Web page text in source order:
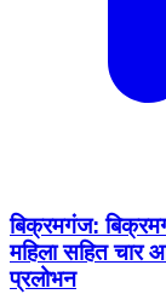
बिक्रमगंज:
महिला सहित चार
प्रलोभन